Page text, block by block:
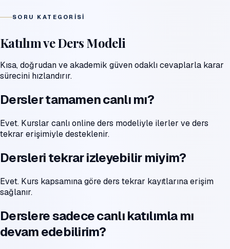
SORU KATEGORISI
Katılım ve Ders Modeli
Kısa, doğrudan ve akademik güven odaklı cevaplarla karar
sürecini hızlandırır.
Dersler tamamen canlı mı?
Evet. Kurslar canlı online ders modeliyle ilerler ve ders
tekrar erişimiyle desteklenir.
Dersleri tekrar izleyebilir miyim?
Evet. Kurs kapsamına göre ders tekrar kayıtlarına erişim
sağlanır.
Derslere sadece canlı katılımla mı
devam edebilirim?